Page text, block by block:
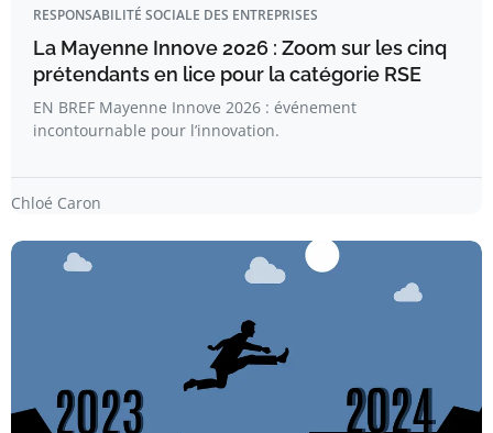
RESPONSABILITÉ SOCIALE DES ENTREPRISES
La Mayenne Innove 2026 : Zoom sur les cinq
prétendants en lice pour la catégorie RSE
EN BREF Mayenne Innove 2026 : événement
incontournable pour l’innovation.
Chloé Caron